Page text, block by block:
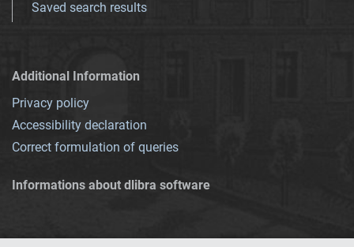
Saved search results
Additional Information
Privacy policy
Accessibility declaration
Correct formulation of queries
Informations about dlibra software